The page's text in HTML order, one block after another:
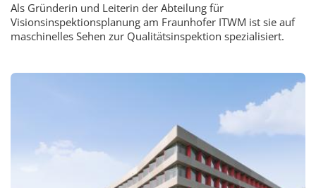
Als Gründerin und Leiterin der Abteilung für
Visionsinspektionsplanung am Fraunhofer ITWM ist sie auf
maschinelles Sehen zur Qualitätsinspektion spezialisiert.